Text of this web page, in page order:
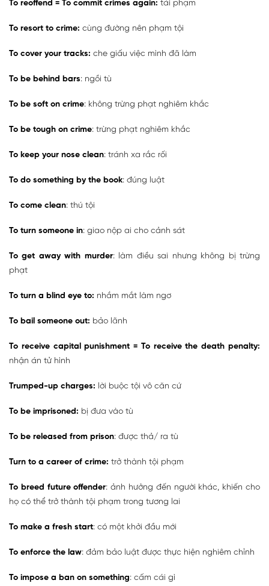
To reoffend = To commit crimes again: tái phạm
To resort to crime: cùng đường nên phạm tội
To cover your tracks: che giấu việc mình đã làm
To be behind bars: ngồi tù
To be soft on crime: không trừng phạt nghiêm khắc
To be tough on crime: trừng phạt nghiêm khắc
To keep your nose clean: tránh xa rắc rối
To do something by the book: đúng luật
To come clean: thú tội
To turn someone in: giao nộp ai cho cảnh sát
To get away with murder: làm điều sai nhưng không bị trừng
phạt
To turn a blind eye to: nhắm mắt làm ngơ
To bail someone out: bảo lãnh
To receive capital punishment = To receive the death penalty:
nhận án tử hình
Trumped-up charges: lời buộc tội vô căn cứ
To be imprisoned: bị đưa vào tù
To be released from prison: được thả/ ra tù
Turn to a career of crime: trở thành tội phạm
To breed future offender: ảnh hưởng đến người khác, khiến cho
họ có thể trở thành tội phạm trong tương lai
To make a fresh start: có một khởi đầu mới
To enforce the law: đảm bảo luật được thực hiện nghiêm chỉnh
To impose a ban on something: cấm cái gì